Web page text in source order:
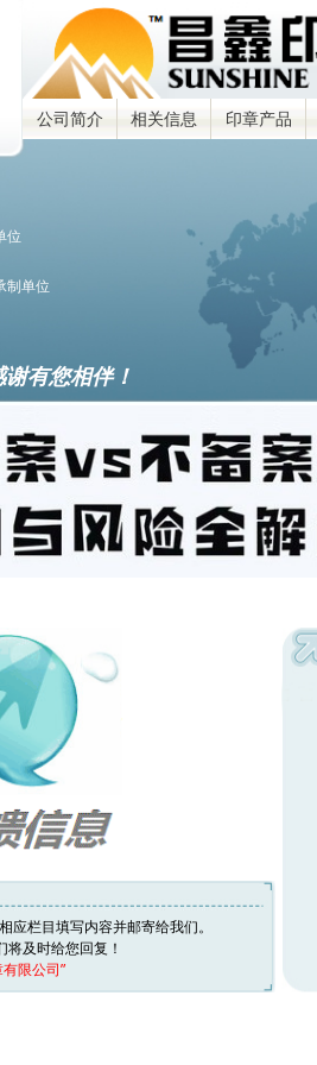
公司简介 相关信息 印章产品
位
制单位
有您相伴！
应栏目填写内容并邮寄给我们。
将及时给您回复！
限公司”